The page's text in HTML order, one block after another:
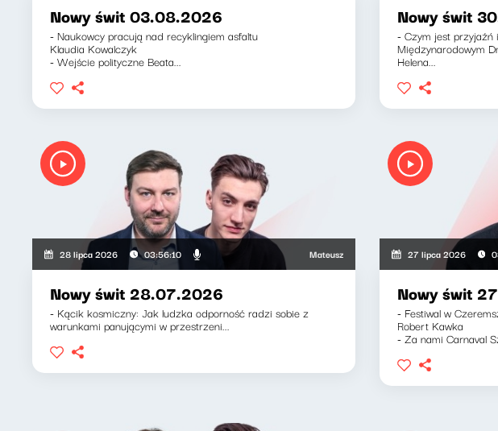
Nowy świt 03.08.2026
- Naukowcy pracują nad recyklingiem asfaltu
Klaudia Kowalczyk
- Wejście polityczne Beata...
Nowy świt
- Czym jest
Międzynarodowym
Helena...
28 lipca 2026 03:56:10 Mateusz Andruszkiewicz, Klaudiusz Slezak
Nowy świt 28.07.2026
- Kącik kosmiczny: Jak ludzka odporność radzi sobie z
warunkami panującymi w przestrzeni...
27 lipca 2026
Nowy świt
- Festiwal w
Robert Kawka
- Za nami Carnaval